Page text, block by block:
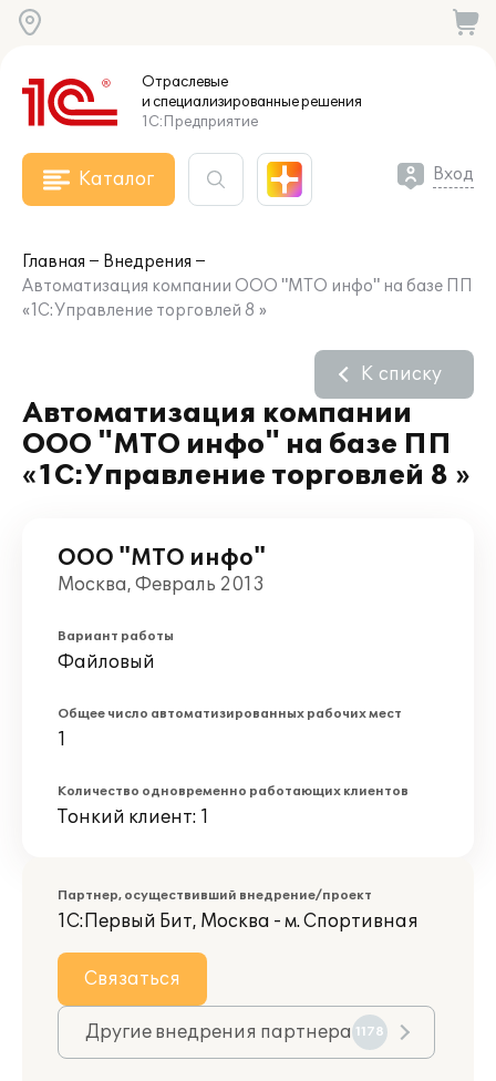
Отраслевые
и специализированныерешения
1С:Предприятие
Каталог Вход
Главная
Внедрения
Автоматизация компании ООО "МТО инфо" на базе ПП
«1С:Управление торговлей 8 »
Автоматизация компании
ООО "МТО инфо" на базе ПП
«1С:Управление торговлей 8 »
К списку
ООО "МТО инфо"
Москва, Февраль 2013
Вариант работы
Файловый
Общее число автоматизированных рабочих мест
1
Количество одновременно работающих клиентов
Тонкий клиент: 1
Партнер, осуществивший внедрение/проект
1С:Первый Бит, Москва - м. Спортивная
Связаться
Другие внедрения партнера 1178